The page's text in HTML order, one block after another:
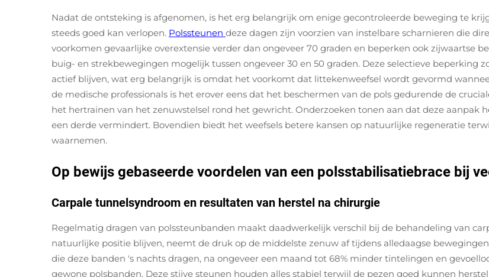
Nadat de ontsteking is afgenomen, is het erg belangrijk om enige gecontroleerde beweging te
steeds goed kan verlopen. Polssteunen deze dagen zijn voorzien van instelbare scharnieren die
voorkomen gevaarlijke overextensie verder dan ongeveer 70 graden en beperken ook zijwaartse
buig- en strekbewegingen mogelijk tussen ongeveer 30 en 50 graden. Deze selectieve beperking
actief blijven, wat erg belangrijk is omdat het voorkomt dat littekenweefsel wordt gevormd
de medische professionals is het erover eens dat het beschermen van de pols gedurende de
het hertrainen van het zenuwstelsel rond het gewricht. Onderzoeken tonen aan dat deze aanpak
een derde vermindert. Bovendien biedt het weefsels betere kansen op natuurlijke regeneratie
waarnemen.
Op bewijs gebaseerde voordelen van een polsstabilisatiebrace bij
Carpale tunnelsyndroom en resultaten van herstel na chirurgie
Regelmatig dragen van polssteunbanden maakt daadwerkelijk verschil bij de behandeling van
natuurlijke positie blijven, neemt de druk op de middelste zenuw af tijdens alledaagse
die deze banden 's nachts dragen, na ongeveer een maand tot 68% minder tintelingen en
gewone polsbanden. Deze stijve steunen houden alles stabiel terwijl de pezen goed kunnen